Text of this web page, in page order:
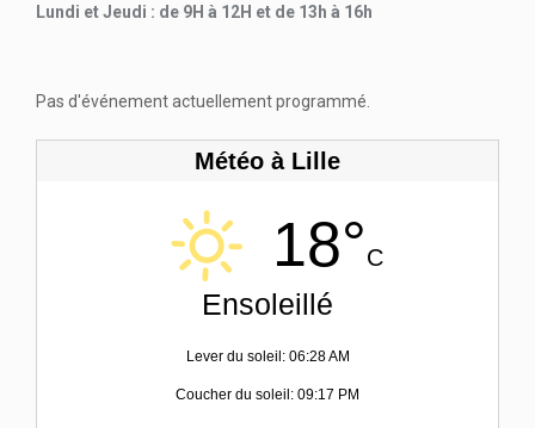
Lundi et Jeudi : de 9H à 12H et de 13h à 16h
Pas d'événement actuellement programmé.
Météo à Lille
18°C
Ensoleillé
Lever du soleil: 06:28 AM
Coucher du soleil: 09:17 PM